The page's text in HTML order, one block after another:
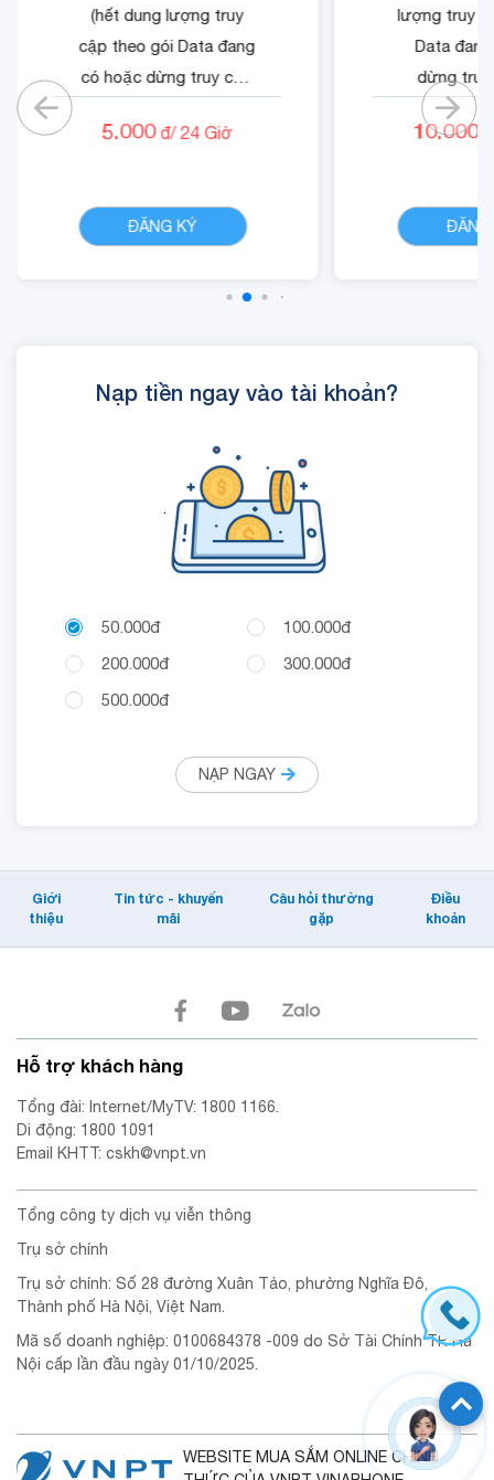
(hết dung lượng truy
cập theo gói Data đang
có hoặc dừng truy cập
- Cộng 500 RUBY.
5.000đ/ 24 Giờ
ĐĂNG KÝ
lượng truy
Data
dừng truy
không
- Quyền lợi
10.000
ĐĂNG
Nạp tiền ngay vào tài khoản?
.
50.000đ
100.000đ
200.000đ
300.000đ
500.000đ
NẠP NGAY
Giới
thiệu
Tin tức - khuyến
mãi
Câu hỏi thường
gặp
Điều
khoản
Hỗ trợ khách hàng
Tổng đài: Internet/MyTV: 1800 1166.
Di động: 1800 1091
Email KHTT: cskh@vnpt.vn
Tổng công ty dịch vụ viễn thông
Trụ sở chính
Trụ sở chính: Số 28 đường Xuân Tảo, phường Nghĩa Đô,
Thành phố Hà Nội, Việt Nam.
Mã số doanh nghiệp: 0100684378 -009 do Sở Tài Chính TP. Hà
Nội cấp lần đầu ngày 01/10/2025.
WEBSITE MUA SẮM ONLINE CHÍNH